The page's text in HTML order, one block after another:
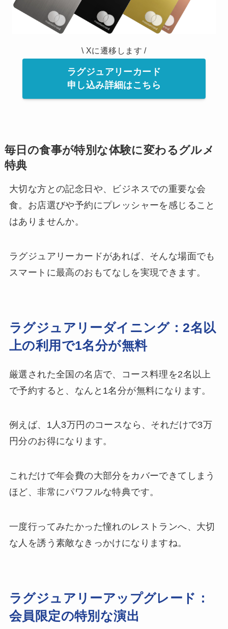
\ Xに遷移します /
ラグジュアリーカード
申し込み詳細はこちら
毎日の食事が特別な体験に変わるグルメ
特典
大切な方との記念日や、ビジネスでの重要な会
食。お店選びや予約にプレッシャーを感じること
はありませんか。
ラグジュアリーカードがあれば、そんな場面でも
スマートに最高のおもてなしを実現できます。
ラグジュアリーダイニング：2名以
上の利用で1名分が無料
厳選された全国の名店で、コース料理を2名以上
で予約すると、なんと1名分が無料になります。
例えば、1人3万円のコースなら、それだけで3万
円分のお得になります。
これだけで年会費の大部分をカバーできてしまう
ほど、非常にパワフルな特典です。
一度行ってみたかった憧れのレストランへ、大切
な人を誘う素敵なきっかけになりますね。
ラグジュアリーアップグレード：
会員限定の特別な演出